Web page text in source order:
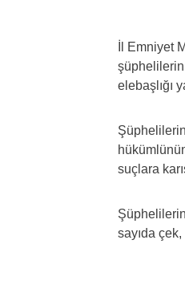
İl Emniyet
elebaşlığı
suçlara
sayıda